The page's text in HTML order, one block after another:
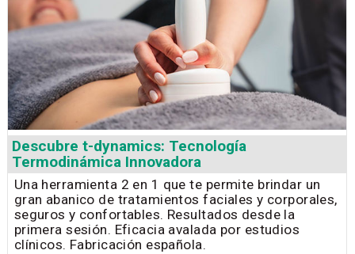
Descubre t-dynamics: Tecnología
Termodinámica Innovadora
Una herramienta 2 en 1 que te permite brindar un
gran abanico de tratamientos faciales y corporales,
seguros y confortables. Resultados desde la
primera sesión. Eficacia avalada por estudios
clínicos. Fabricación española.